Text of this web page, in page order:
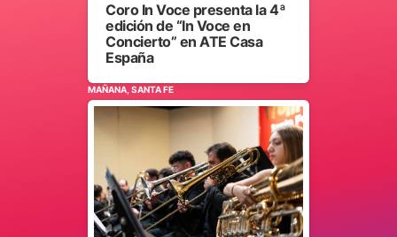
Coro In Voce presenta la 4ª
edición de “In Voce en
Concierto” en ATE Casa
España
MAÑANA, SANTA FE